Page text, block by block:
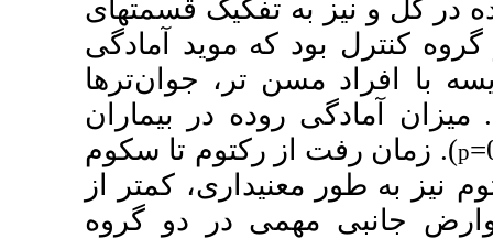
قسمت­های
موید آمادگی
جوان‌ترها
در بیماران
تا سکوم
کمتر از
دو گروه